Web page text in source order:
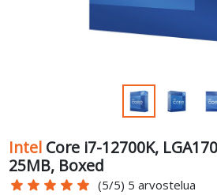
Intel Core i7-12700K,
25MB, Boxed
star star star star star (5/5) 5 arvostelua